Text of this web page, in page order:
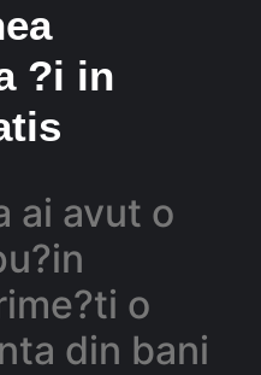
?i in
ai avut o
o
din bani